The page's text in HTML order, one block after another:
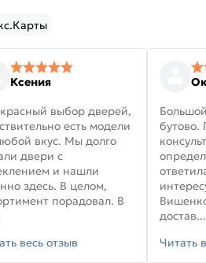
Ксения
выбор дверей,
есть модели
вкус. Мы долго
двери с
и нашли
здесь. В целом,
порадовал. В
весь отзыв
бутово.
достав...
Читать